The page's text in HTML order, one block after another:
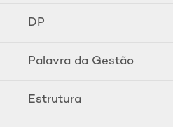
DP
Palavra da Gestão
Estrutura